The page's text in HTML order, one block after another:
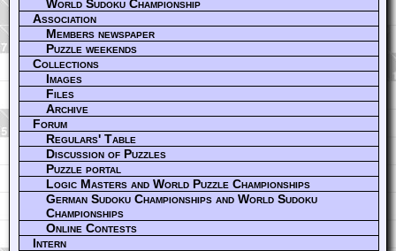
World Sudoku Championship
Association
Members newspaper
Puzzle weekends
Collections
Images
Files
Archive
Forum
Regulars' Table
Discussion of Puzzles
Puzzle portal
Logic Masters and World Puzzle Championships
German Sudoku Championships and World Sudoku
Championships
Online Contests
Intern